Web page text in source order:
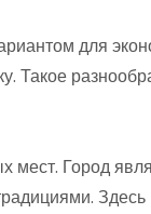
для
Такое
Город